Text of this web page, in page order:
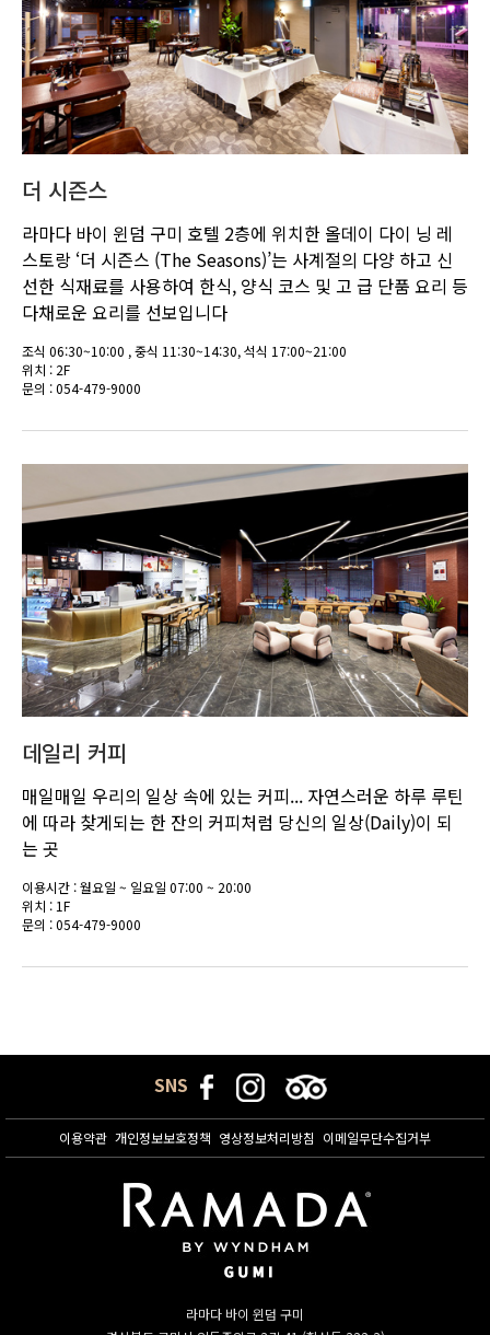
더 시즌스
라마다 바이 윈덤 구미 호텔 2층에 위치한 올데이 다이 닝 레
스토랑 ‘더 시즌스 (The Seasons)’는 사계절의 다양 하고 신
선한 식재료를 사용하여 한식, 양식 코스 및 고 급 단품 요리 등
다채로운 요리를 선보입니다
조식 06:30~10:00 , 중식 11:30~14:30, 석식 17:00~21:00
위치 : 2F
문의 : 054-479-9000
데일리 커피
매일매일 우리의 일상 속에 있는 커피... 자연스러운 하루 루틴
에 따라 찾게되는 한 잔의 커피처럼 당신의 일상(Daily)이 되
는 곳
이용시간 : 월요일 ~ 일요일 07:00 ~ 20:00
위치 : 1F
문의 : 054-479-9000
SNS
이용약관 개인정보보호정책 영상정보처리방침 이메일무단수집거부
라마다 바이 윈덤 구미